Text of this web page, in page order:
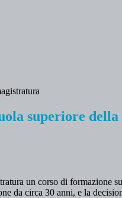
superiore
un corso di
da circa 30 anni, e la